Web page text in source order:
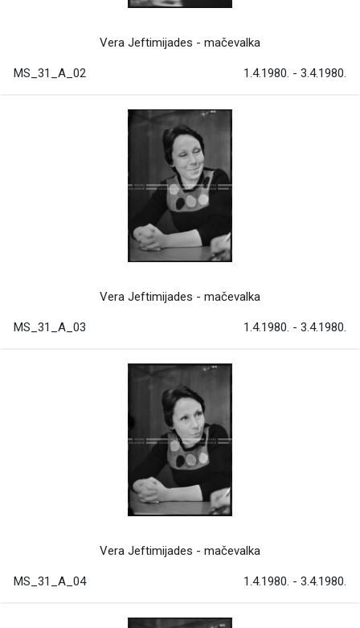
Vera Jeftimijades - mačevalka
MS_31_A_02 1.4.1980. - 3.4.1980.
Vera Jeftimijades - mačevalka
MS_31_A_03 1.4.1980. - 3.4.1980.
Vera Jeftimijades - mačevalka
MS_31_A_04 1.4.1980. - 3.4.1980.